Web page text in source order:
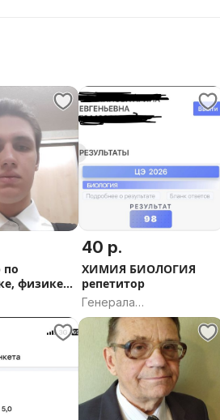
по
физике,
40 р.
ХИМИЯ БИОЛОГИЯ
репетитор
Генерала
Белобородова ул,
Витебск, Витебская
область